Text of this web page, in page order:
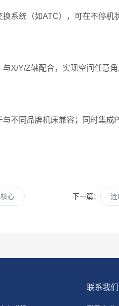
统（如ATC），可在不停机
Y/Z轴配合，实现空间任意角
同品牌机床兼容；同时集成
心 下一篇： 连
联系我们